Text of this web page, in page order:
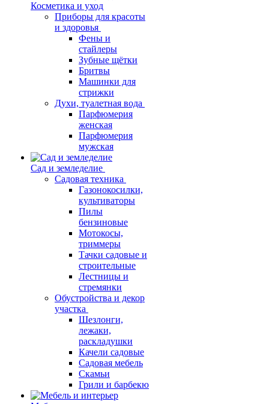
Косметика и уход
Приборы для красоты
и здоровья
Фены и
стайлеры
Зубные щётки
Бритвы
Машинки для
стрижки
Духи, туалетная вода
Парфюмерия
женская
Парфюмерия
мужская
Сад и земледелие
Садовая техника
Газонокосилки,
культиваторы
Пилы
бензиновые
Мотокосы,
триммеры
Тачки садовые и
строительные
Лестницы и
стремянки
Обустройства и декор
участка
Шезлонги,
лежаки,
раскладушки
Качели садовые
Садовая мебель
Скамьи
Грили и барбекю